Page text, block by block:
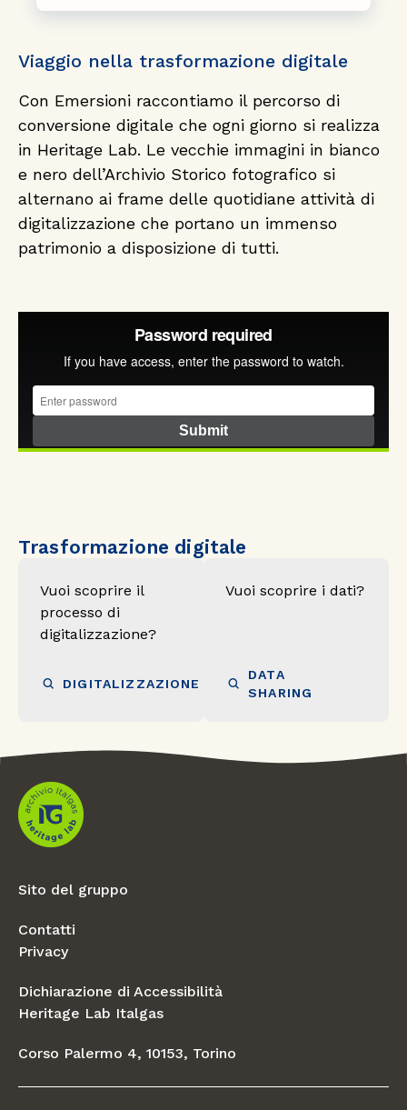
Viaggio nella trasformazione digitale
Con Emersioni raccontiamo il percorso di
conversione digitale che ogni giorno si realizza
in Heritage Lab. Le vecchie immagini in bianco
e nero dell’Archivio Storico fotografico si
alternano ai frame delle quotidiane attività di
digitalizzazione che portano un immenso
patrimonio a disposizione di tutti.
Trasformazione digitale
Vuoi scoprire il
processo di
digitalizzazione?
DIGITALIZZAZIONE
Vuoi scoprire i dati?
DATA
SHARING
Sito del gruppo
Contatti
Privacy
Dichiarazione di Accessibilità
Heritage Lab Italgas
Corso Palermo 4, 10153, Torino